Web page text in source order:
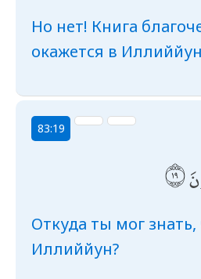
Но нет! Книга
окажется в
83:19
Откуда ты мог знать,
Иллиййун?